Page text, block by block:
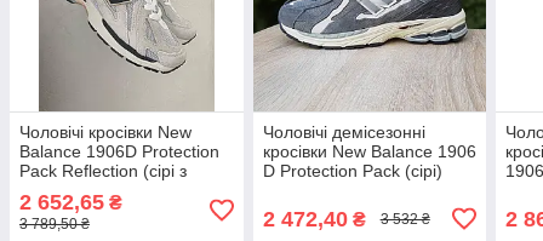
Чоловічі кросівки New
Balance 1906D Protection
Pack Reflection (сірі з
кроси М0812 top
2 652,65 ₴
3 789,50 ₴
Чоловічі демісезонні
кросівки New Balance 1906
D Protection Pack (сірі)
11383 НБ топ
2 472,40₴ 3 532 ₴ 2